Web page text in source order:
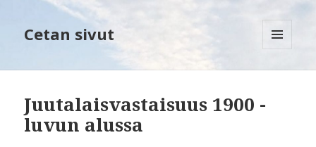
Cetan sivut
JA
Juutalaisvastaisuus 1900 -
luvun alussa